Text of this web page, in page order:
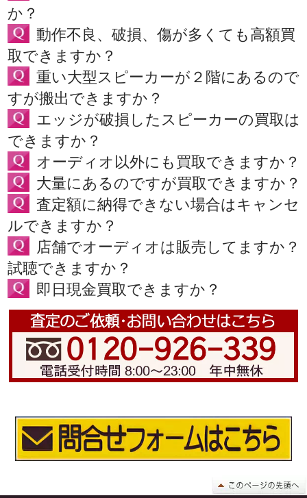
か？
動作不良、破損、傷が多くても高額買
取できますか？
重い大型スピーカーが２階にあるので
すが搬出できますか？
エッジが破損したスピーカーの買取は
できますか？
オーディオ以外にも買取できますか？
大量にあるのですが買取できますか？
査定額に納得できない場合はキャンセ
ルできますか？
店舗でオーディオは販売してますか？
試聴できますか？
即日現金買取できますか？